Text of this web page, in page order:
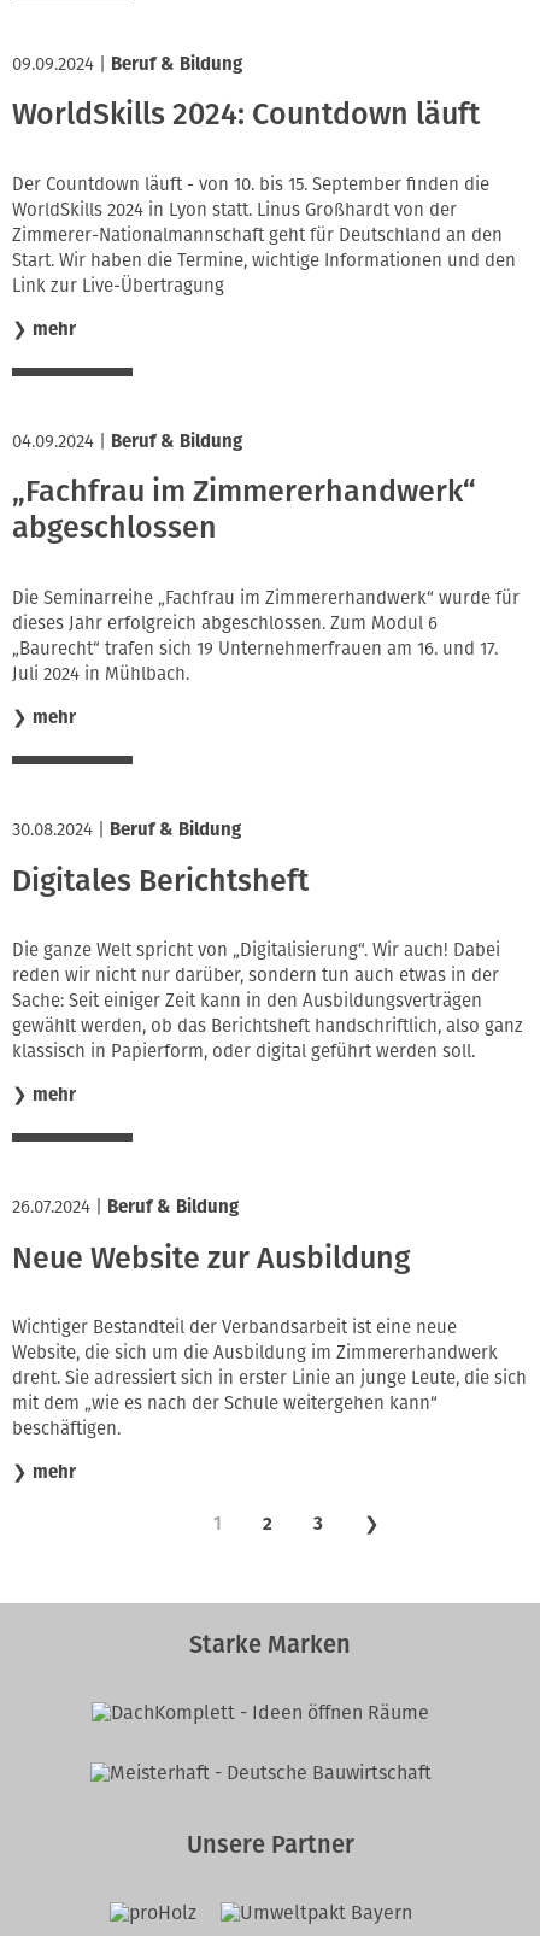
09.09.2024 Beruf & Bildung
WorldSkills 2024: Countdown läuft
Der Countdown läuft - von 10. bis 15. September finden die
WorldSkills 2024 in Lyon statt. Linus Großhardt von der
Zimmerer-Nationalmannschaft geht für Deutschland an den
Start. Wir haben die Termine, wichtige Informationen und den
Link zur Live-Übertragung
❯ mehr
04.09.2024 Beruf & Bildung
„Fachfrau im Zimmererhandwerk“
abgeschlossen
Die Seminarreihe „Fachfrau im Zimmererhandwerk“ wurde für
dieses Jahr erfolgreich abgeschlossen. Zum Modul 6
„Baurecht“ trafen sich 19 Unternehmerfrauen am 16. und 17.
Juli 2024 in Mühlbach.
❯ mehr
30.08.2024 Beruf & Bildung
Digitales Berichtsheft
Die ganze Welt spricht von „Digitalisierung“. Wir auch! Dabei
reden wir nicht nur darüber, sondern tun auch etwas in der
Sache: Seit einiger Zeit kann in den Ausbildungsverträgen
gewählt werden, ob das Berichtsheft handschriftlich, also ganz
klassisch in Papierform, oder digital geführt werden soll.
❯ mehr
26.07.2024 Beruf & Bildung
Neue Website zur Ausbildung
Wichtiger Bestandteil der Verbandsarbeit ist eine neue
Website, die sich um die Ausbildung im Zimmererhandwerk
dreht. Sie adressiert sich in erster Linie an junge Leute, die sich
mit dem „wie es nach der Schule weitergehen kann“
beschäftigen.
❯ mehr
1 2 3 ❯
Starke Marken
Unsere Partner